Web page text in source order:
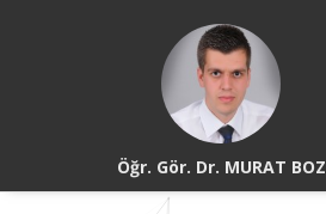
Öğr. Gör. Dr. MURAT BOZ